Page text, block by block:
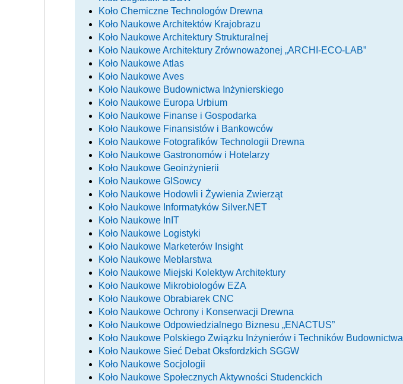
Koło Chemiczne Technologów Drewna
Koło Naukowe Architektów Krajobrazu
Koło Naukowe Architektury Strukturalnej
Koło Naukowe Architektury Zrównoważonej „ARCHI-ECO-LAB”
Koło Naukowe Atlas
Koło Naukowe Aves
Koło Naukowe Budownictwa Inżynierskiego
Koło Naukowe Europa Urbium
Koło Naukowe Finanse i Gospodarka
Koło Naukowe Finansistów i Bankowców
Koło Naukowe Fotografików Technologii Drewna
Koło Naukowe Gastronomów i Hotelarzy
Koło Naukowe Geoinżynierii
Koło Naukowe GISowcy
Koło Naukowe Hodowli i Żywienia Zwierząt
Koło Naukowe Informatyków Silver.NET
Koło Naukowe InIT
Koło Naukowe Logistyki
Koło Naukowe Marketerów Insight
Koło Naukowe Meblarstwa
Koło Naukowe Miejski Kolektyw Architektury
Koło Naukowe Mikrobiologów EZA
Koło Naukowe Obrabiarek CNC
Koło Naukowe Ochrony i Konserwacji Drewna
Koło Naukowe Odpowiedzialnego Biznesu „ENACTUS”
Koło Naukowe Polskiego Związku Inżynierów i Techników Budownictwa
Koło Naukowe Sieć Debat Oksfordzkich SGGW
Koło Naukowe Socjologii
Koło Naukowe Społecznych Aktywności Studenckich